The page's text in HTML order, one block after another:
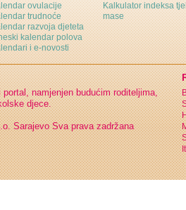
ovulacije
trudnoće
razvoja djeteta
kalendar polova
i e-novosti
Kalkulator indeksa
mase
namjenjen budućim roditeljima,
djece.
Sarajevo Sva prava zadržana